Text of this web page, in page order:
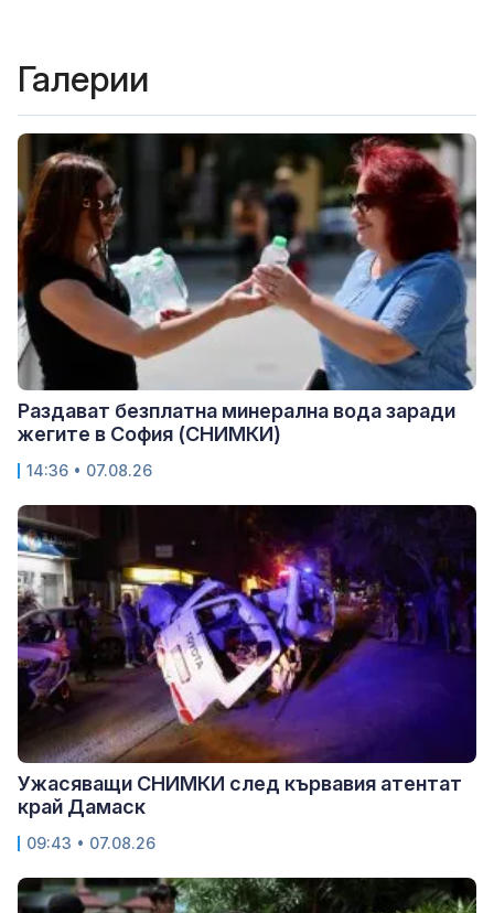
Галерии
Раздават безплатна минерална вода заради
жегите в София (СНИМКИ)
14:36 • 07.08.26
Ужасяващи СНИМКИ след кървавия атентат
край Дамаск
09:43 • 07.08.26